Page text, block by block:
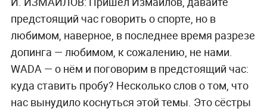
предстоящий час говорить о спорте, но в
любимом, наверное, в последнее время разрезе
допинга — любимом, к сожалению, не нами.
WADA — о нём и поговорим в предстоящий час:
куда ставить пробу? Несколько слов о том, что
нас вынудило коснуться этой темы. Это сёстры